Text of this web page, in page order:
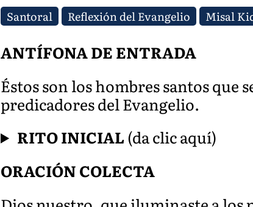
Santoral Reflexión del Evangelio Misal
ANTÍFONA DE ENTRADA
Éstos son los hombres santos que
predicadores del Evangelio.
RITO INICIAL(da clic aquí)
ORACIÓN COLECTA